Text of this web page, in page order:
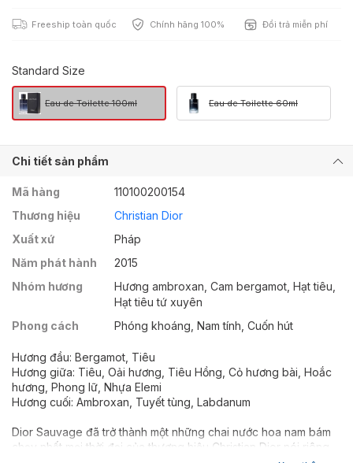
Freeship toàn quốc Chính hãng 100% Đổi trả miễn phí
Standard Size
Eau de Toilette 100ml Eau de Toilette 60ml
Chi tiết sản phẩm
Mã hàng
110100200154
Thương hiệu
Christian Dior
Xuất xứ
Pháp
Năm phát hành
2015
Nhóm hương
Hương ambroxan, Cam bergamot, Hạt tiêu,
Hạt tiêu tứ xuyên
Phong cách
Phóng khoáng, Nam tính, Cuốn hút
Hương đầu: Bergamot, Tiêu
Hương giữa: Tiêu, Oải hương, Tiêu Hồng, Cỏ hương bài, Hoắc
hương, Phong lữ, Nhựa Elemi
Hương cuối: Ambroxan, Tuyết tùng, Labdanum
Dior Sauvage đã trở thành một những chai nước hoa nam bám
chạy nhất mọi thời đại của thương hiệu Christian Dior nói riêng,